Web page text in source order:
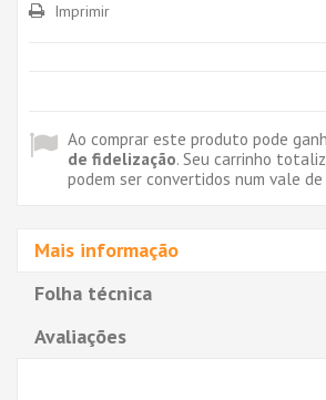
Imprimir
Ao comprar este produto pode
de fidelização. Seu carrinho
podem ser convertidos num vale
Mais informação
Folha técnica
Avaliações